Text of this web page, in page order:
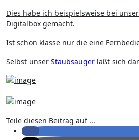
Dies habe ich beispielsweise bei
Digitalbox gemacht.
Ist schon klasse nur die eine
Selbst unser Staubsauger läßt sich
Teile diesen Beitrag auf ...